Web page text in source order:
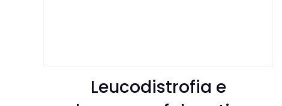
Leucodistrofia e